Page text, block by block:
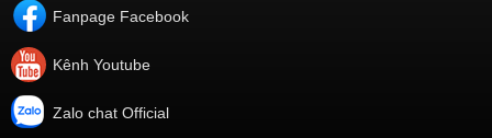
Fanpage Facebook
Kênh Youtube
Zalo chat Official